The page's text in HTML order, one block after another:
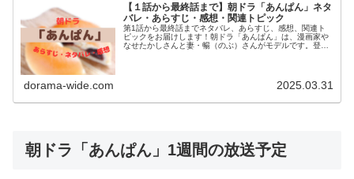
【１話から最終話まで】朝ドラ「あんぱん」ネタ
バレ・あらすじ・感想・関連トピック
第1話から最終話までネタバレ、あらすじ、感想、関連ト
ピックをお届けします！朝ドラ「あんぱん」は、漫画家や
なせたかしさんと妻・暢（のぶ）さんがモデルです。登場
dorama-wide.com 2025.03.31
朝ドラ「あんぱん」1週間の放送予定